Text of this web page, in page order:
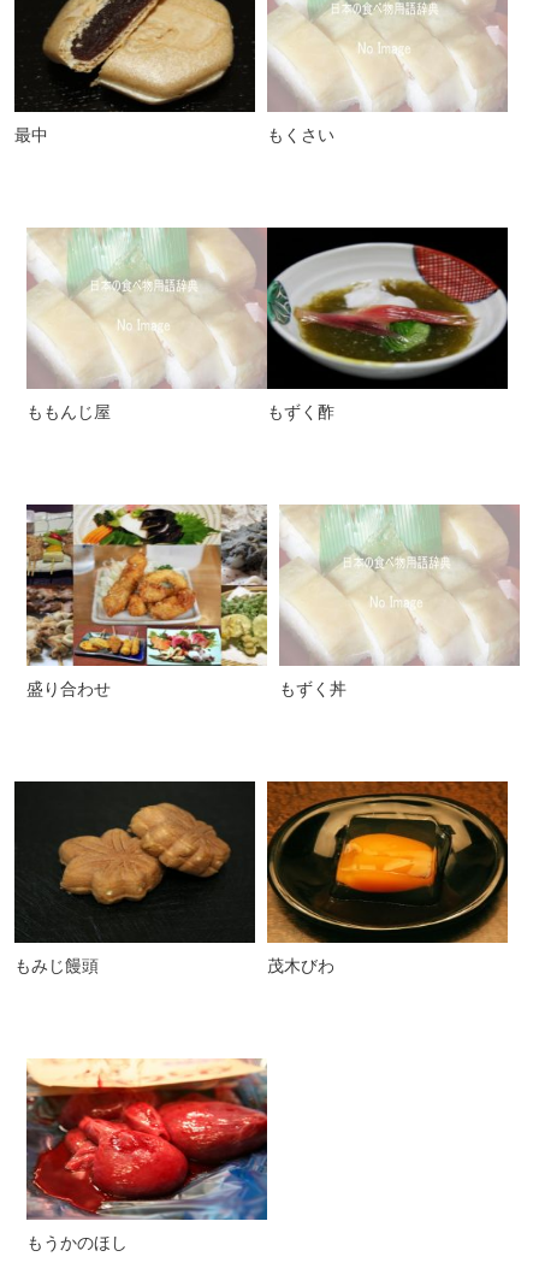
最中 もくさい
ももんじ屋 もずく酢
盛り合わせ もずく丼
もみじ饅頭 茂木びわ
もうかのほし